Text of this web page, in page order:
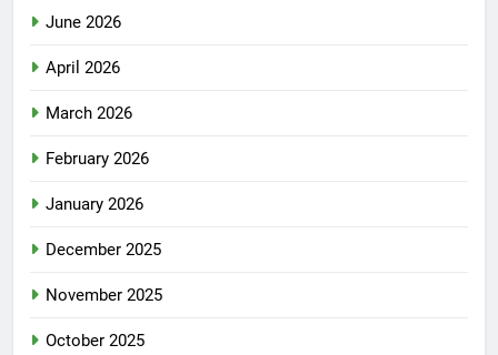
June 2026
April 2026
March 2026
February 2026
January 2026
December 2025
November 2025
October 2025